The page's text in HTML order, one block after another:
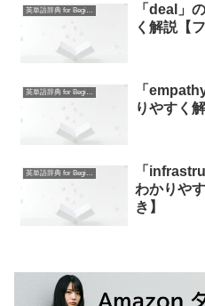
英単語辞典 for Beginners
「deal」
く解説【
英単語辞典 for Beginners
「
りやすく
英単語辞典 for Beginners
「
わかりや
き】